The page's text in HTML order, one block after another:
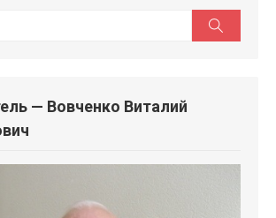
— Вовченко Виталий